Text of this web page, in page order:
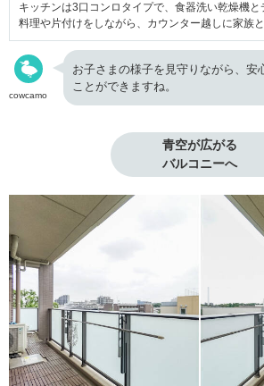
キッチンは3口コンロタイプで、食器洗い乾燥機と
料理や片付けをしながら、カウンター越しに家族
cowcamo
お子さまの様子を見守りながら、安
ことができますね。
青空が広がる
バルコニーへ